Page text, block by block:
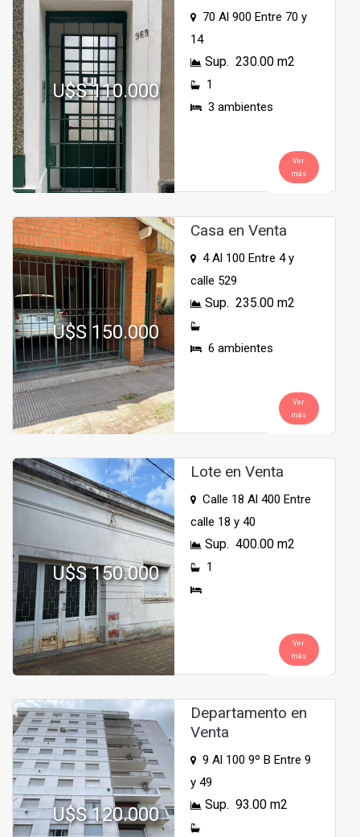
U$S 110.000
70 Al 900 Entre 70 y
14
Sup. 230.00 m2
1
3 ambientes
Ver
más
U$S 150.000
Casa en Venta
4 Al 100 Entre 4 y
calle 529
Sup. 235.00 m2
6 ambientes
Ver
más
U$S 150.000
Lote en Venta
Calle 18 Al 400 Entre
calle 18 y 40
Sup. 400.00 m2
1
Ver
más
U$S 120.000
Departamento en
Venta
9 Al 100 9º B Entre 9
y 49
Sup. 93.00 m2